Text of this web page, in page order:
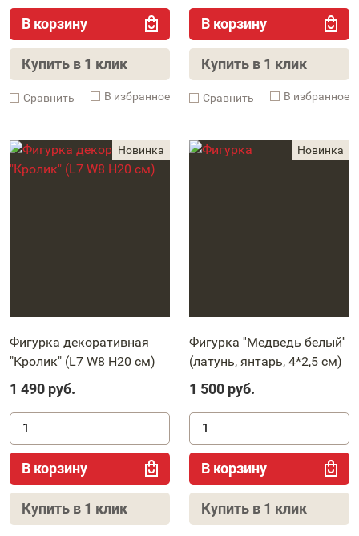
В корзину
Купить в 1 клик
Cравнить В избранное
В корзину
Купить в 1 клик
Cравнить В избранное
Фигурка декоративная
"Кролик" (L7 W8 H20 см)
1 490 руб.
В корзину
Купить в 1 клик
Фигурка ''Медведь белый''
(латунь, янтарь, 4*2,5 см)
1 500 руб.
В корзину
Купить в 1 клик